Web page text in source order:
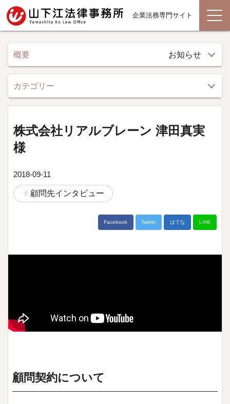
企業法務専門サイト
株式会社リアルブレーン 津田真実
様
2018-09-11
顧問先インタビュー
Facebook Twitter はてな LINE
顧問契約について
概要 お知らせ
カテゴリー